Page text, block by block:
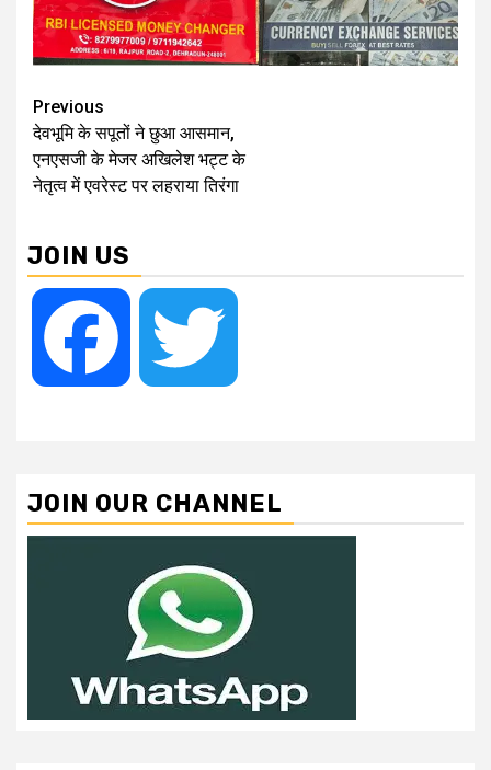
Continue
Reading
Previous
देवभूमि के सपूतों ने छुआ आसमान,
एनएसजी के मेजर अखिलेश भट्ट के
नेतृत्व में एवरेस्ट पर लहराया तिरंगा
JOIN US
Facebook
JOIN OUR CHANNEL